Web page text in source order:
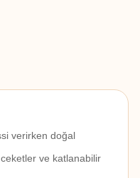
verirken doğal
ve katlanabilir